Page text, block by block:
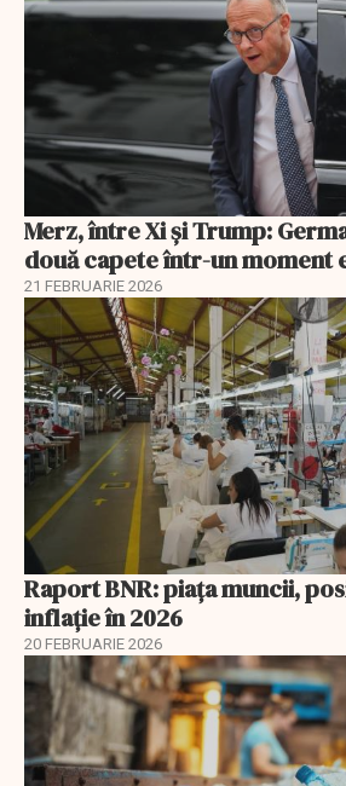
Merz, între Xi și Trump:
două capete într-un moment
21 FEBRUARIE 2026
Raport BNR: piața muncii,
inflație în 2026
20 FEBRUARIE 2026